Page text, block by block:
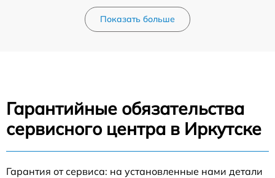
Показать больше
Гарантийные обязательства
сервисного центра в Иркутске
Гарантия от сервиса: на установленные нами детали